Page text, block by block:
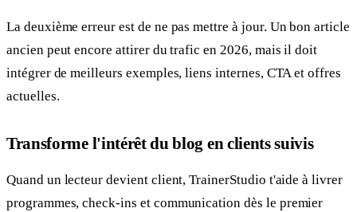
La deuxième erreur est de ne pas mettre à jour. Un bon article
ancien peut encore attirer du trafic en 2026, mais il doit
intégrer de meilleurs exemples, liens internes, CTA et offres
actuelles.
Transforme l'intérêt du blog en clients suivis
Quand un lecteur devient client, TrainerStudio t'aide à livrer
programmes, check-ins et communication dès le premier